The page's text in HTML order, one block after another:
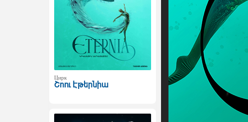
Цирк
Շոու Էթերնիա